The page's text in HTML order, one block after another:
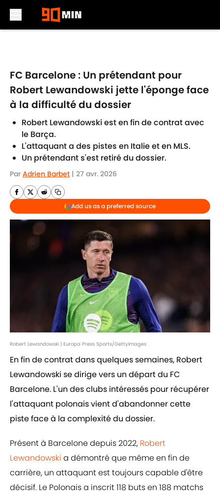
FC Barcelone : Un prétendant pour
Robert Lewandowski jette l'éponge face
à la difficulté du dossier
Robert Lewandowski est en fin de contrat avec
le Barça.
L'attaquant a des pistes en Italie et en MLS.
Un prétendant s'est retiré du dossier.
Par Adrien Barbet | 27 avr. 2026
Add us as a preferred source
Robert Lewandowski | Europa Press Sports/GettyImages
En fin de contrat dans quelques semaines, Robert
Lewandowski se dirige vers un départ du FC
Barcelone. L'un des clubs intéressés pour récupérer
l'attaquant polonais vient d'abandonner cette
piste face à la complexité du dossier.
Présent à Barcelone depuis 2022, Robert
Lewandowski a démontré que même en fin de
carrière, un attaquant est toujours capable d'être
décisif. Le Polonais a inscrit 118 buts en 188 matchs